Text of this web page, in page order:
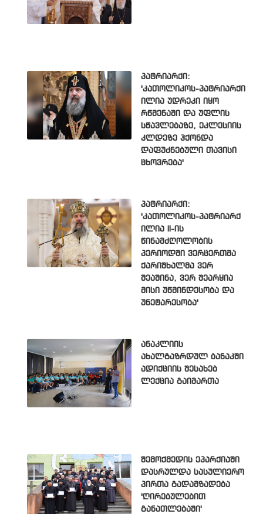
პატრიარქი:
'კათოლიკოს-პატრიარქი
ილია უდრეკი იყო
რწმენაში და უფლის
სწავლებაზე, ეკლესიის
კლდეზე ჰქონდა
დაფუძნებული თავისი
ცხოვრება'
პატრიარქი:
'კათოლიკოს-პატრიარქ
ილია II-ის
წინამძღოლობის
პერიოდში ვერცერთმა
ქარიშხალმა ვერ
შეაშინა, ვერ შეარყია
მისი უწმინდესობა და
უნეტარესობა'
ანაკლიის
ახალგაზრდულ ბანაკში
ადიქციის შესახებ
ლექცია გაიმართა
შემოქმედის ეპარქიაში
დასრულდა სასულიერო
პირთა გადამზადება
'ღირებულებით
განათლებაში'